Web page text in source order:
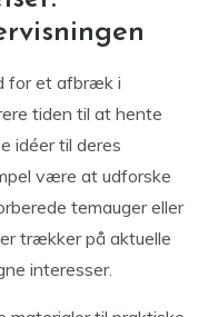
for et afbræk i
tiden til at hente
idéer til deres
være at udforske
temauger eller
trækker på aktuelle
interesser.